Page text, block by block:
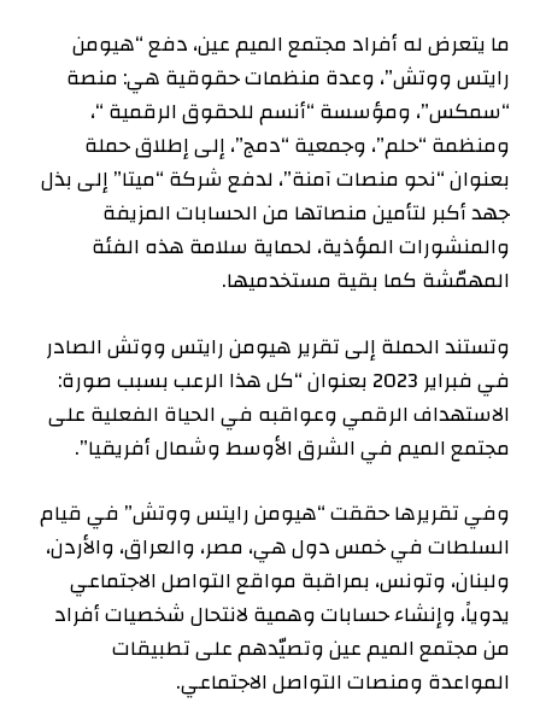
ما يتعرض له أفراد مجتمع الميم عين، دفع “هيومن
رايتس ووتش”، وعدة منظمات حقوقية هي: منصة
“سمكس”، ومؤسسة “أنسم للحقوق الرقمية “،
ومنظمة “حلم”، وجمعية “دمج”، إلى إطلاق حملة
بعنوان “نحو منصات آمنة”، لدفع شركة “ميتا” إلى بذل
جهد أكبر لتأمين منصاتها من الحسابات المزيفة
والمنشورات المؤذية، لحماية سلامة هذه الفئة
المهمّشة كما بقية مستخدميها.
وتستند الحملة إلى تقرير هيومن رايتس ووتش الصادر
في فبراير 2023 بعنوان “كل هذا الرعب بسبب صورة:
الاستهداف الرقمي وعواقبه في الحياة الفعلية على
مجتمع الميم في الشرق الأوسط وشمال أفريقيا”.
وفي تقريرها حققت “هيومن رايتس ووتش” في قيام
السلطات في خمس دول هي، مصر، والعراق، والأردن،
ولبنان، وتونس، بمراقبة مواقع التواصل الاجتماعي
يدوياً، وإنشاء حسابات وهمية لانتحال شخصيات أفراد
من مجتمع الميم عين وتصيّدهم على تطبيقات
المواعدة ومنصات التواصل الاجتماعي.